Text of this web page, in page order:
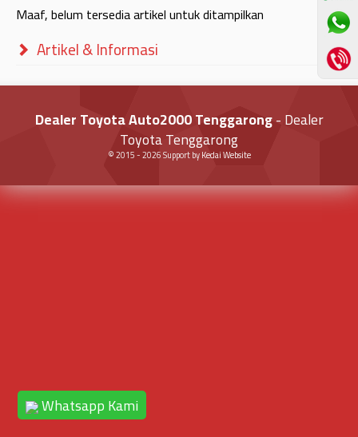
Maaf, belum tersedia artikel untuk ditampilkan
Artikel & Informasi
Dealer Toyota Auto2000 Tenggarong- Dealer
Toyota Tenggarong
© 2015 -2026Support byKedai Website
Whatsapp Kami